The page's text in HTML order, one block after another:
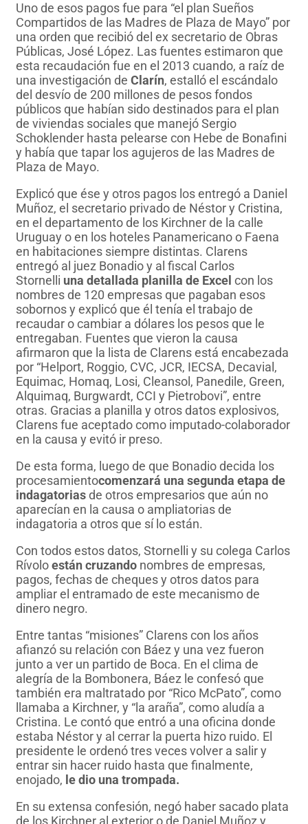
Uno de esos pagos fue para “el plan Sueños
Compartidos de las Madres de Plaza de Mayo” por
una orden que recibió del ex secretario de Obras
Públicas, José López. Las fuentes estimaron que
esta recaudación fue en el 2013 cuando, a raíz de
una investigación de Clarín, estalló el escándalo
del desvío de 200 millones de pesos fondos
públicos que habían sido destinados para el plan
de viviendas sociales que manejó Sergio
Schoklender hasta pelearse con Hebe de Bonafini
y había que tapar los agujeros de las Madres de
Plaza de Mayo.
Explicó que ése y otros pagos los entregó a Daniel
Muñoz, el secretario privado de Néstor y Cristina,
en el departamento de los Kirchner de la calle
Uruguay o en los hoteles Panamericano o Faena
en habitaciones siempre distintas. Clarens
entregó al juez Bonadio y al fiscal Carlos
Stornelli una detallada planilla de Excel con los
nombres de 120 empresas que pagaban esos
sobornos y explicó que él tenía el trabajo de
recaudar o cambiar a dólares los pesos que le
entregaban. Fuentes que vieron la causa
afirmaron que la lista de Clarens está encabezada
por “Helport, Roggio, CVC, JCR, IECSA, Decavial,
Equimac, Homaq, Losi, Cleansol, Panedile, Green,
Alquimaq, Burgwardt, CCI y Pietrobovi”, entre
otras. Gracias a planilla y otros datos explosivos,
Clarens fue aceptado como imputado-colaborador
en la causa y evitó ir preso.
De esta forma, luego de que Bonadio decida los
procesamientocomenzará una segunda etapa de
indagatoriasde otros empresarios que aún no
aparecían en la causa o ampliatorias de
indagatoria a otros que sí lo están.
Con todos estos datos, Stornelli y su colega Carlos
Rívoloestán cruzando nombres de empresas,
pagos, fechas de cheques y otros datos para
ampliar el entramado de este mecanismo de
dinero negro.
Entre tantas “misiones” Clarens con los años
afianzó su relación con Báez y una vez fueron
junto a ver un partido de Boca. En el clima de
alegría de la Bombonera, Báez le confesó que
también era maltratado por “Rico McPato”, como
llamaba a Kirchner, y “la araña”, como aludía a
Cristina. Le contó que entró a una oficina donde
estaba Néstor y al cerrar la puerta hizo ruido. El
presidente le ordenó tres veces volver a salir y
entrar sin hacer ruido hasta que finalmente,
enojado, le dio una trompada.
En su extensa confesión, negó haber sacado plata
de los Kirchner al exterior o de Daniel Muñoz y